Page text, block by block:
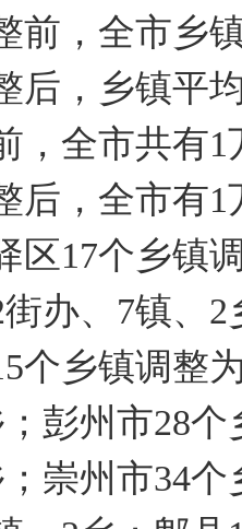
前，全市乡
后，乡镇平
，全市共有
后，全市有
区17个乡镇
办、7镇、
个乡镇调整
彭州市28
崇州市34